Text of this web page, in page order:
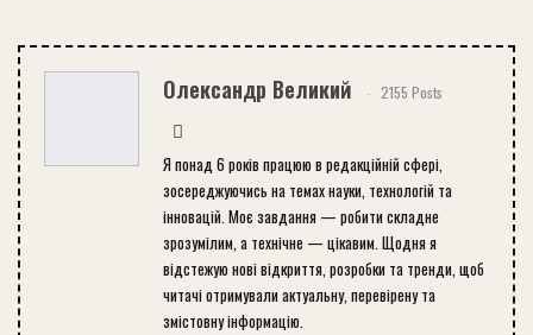
Олександр Великий 2155 Posts
Я понад 6 років працюю в редакційній сфері,
зосереджуючись на темах науки, технологій та
інновацій. Моє завдання — робити складне
зрозумілим, а технічне — цікавим. Щодня я
відстежую нові відкриття, розробки та тренди, щоб
читачі отримували актуальну, перевірену та
змістовну інформацію.